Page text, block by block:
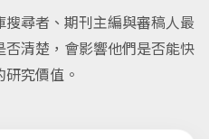
尋者、期刊主編與審稿人最
清楚，會影響他們是否能快
究價值。